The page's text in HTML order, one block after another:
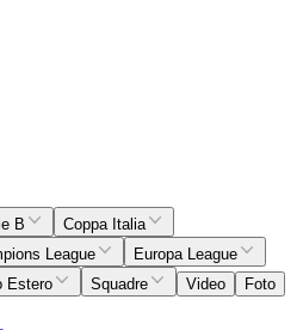
B
Coppa Italia
League
Europa League
Estero Squadre Video
Foto